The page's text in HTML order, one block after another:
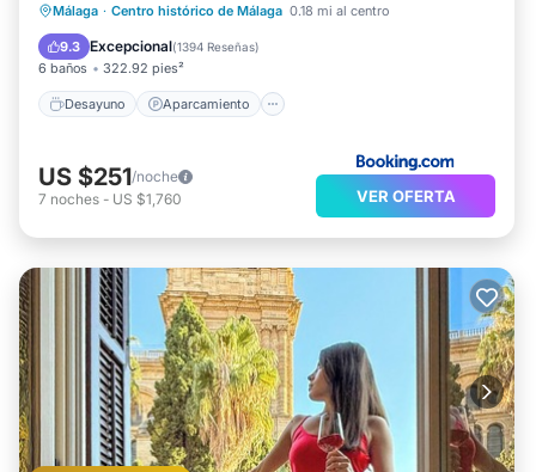
Málaga · Centro histórico de Málaga 0.18 mi al centro
9.3 Excepcional(1394 Reseñas)
6 baños 322.92 pies²
Desayuno Aparcamiento
Desayuno
Aparcamiento
Aire acondicionado
US $251/noche
7 noches - US $1,760 VER OFERTA